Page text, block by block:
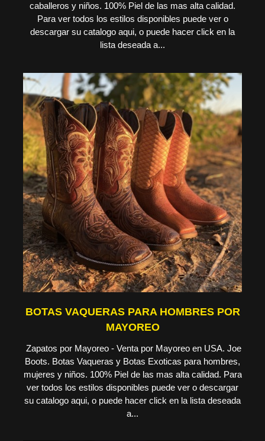
caballeros y niños. 100% Piel de las mas alta calidad.
Para ver todos los estilos disponibles puede ver o
descargar su catalogo aqui, o puede hacer click en la
lista deseada a...
BOTAS VAQUERAS PARA HOMBRES POR
MAYOREO
Zapatos por Mayoreo - Venta por Mayoreo en USA. Joe
Boots. Botas Vaqueras y Botas Exoticas para hombres,
mujeres y niños. 100% Piel de las mas alta calidad. Para
ver todos los estilos disponibles puede ver o descargar
su catalogo aqui, o puede hacer click en la lista deseada
a...